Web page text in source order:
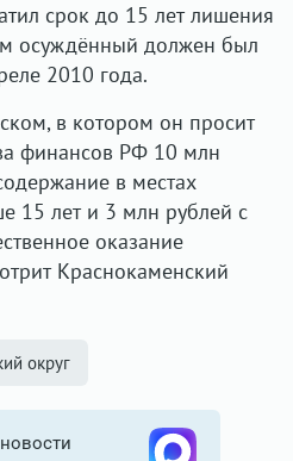
срок до 15 лет лишения
осуждённый должен был
2010 года.
в котором он просит
финансов РФ 10 млн
в местах
15 лет и 3 млн рублей с
оказание
Краснокаменский
округ